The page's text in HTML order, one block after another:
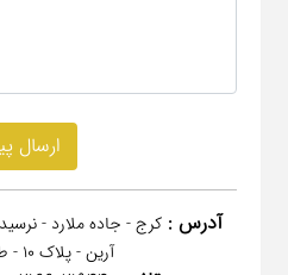
آدرس : کرج - جاده ملارد -
آرین - پلاک 10 - طبقه همکف